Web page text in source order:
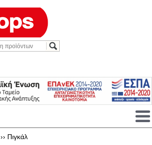
›› Πιγκάλ